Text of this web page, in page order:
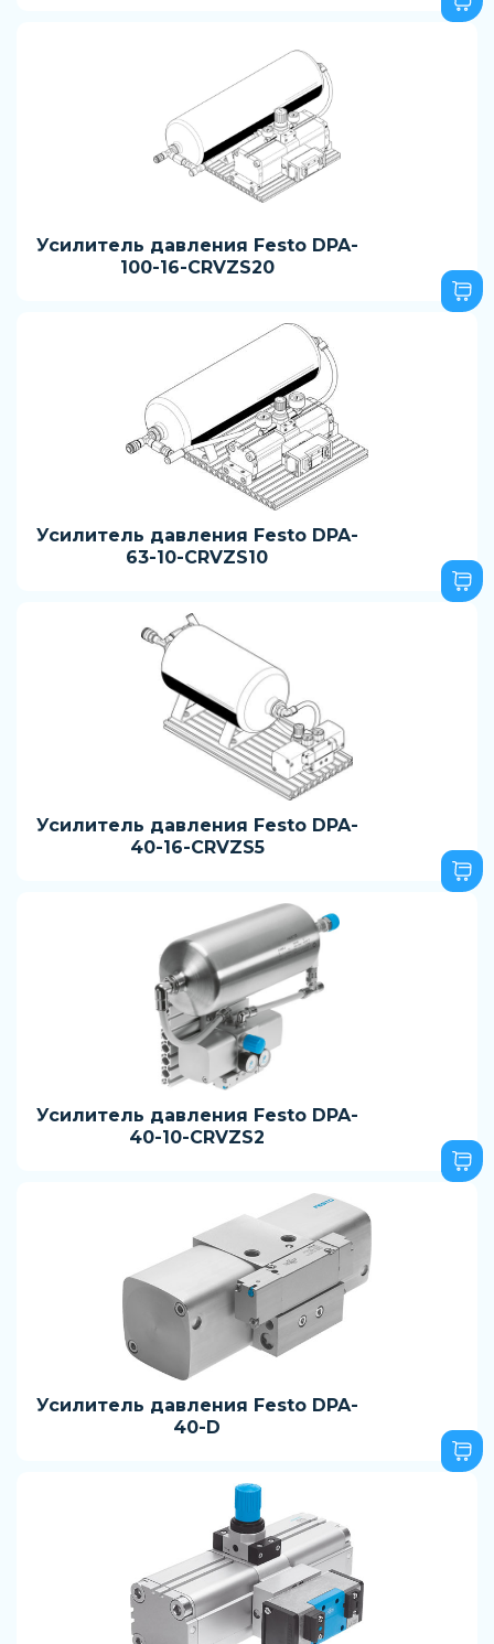
Усилитель давления Festo DPA-
100-16-CRVZS20
Усилитель давления Festo DPA-
63-10-CRVZS10
Усилитель давления Festo DPA-
40-16-CRVZS5
Усилитель давления Festo DPA-
40-10-CRVZS2
Усилитель давления Festo DPA-
40-D